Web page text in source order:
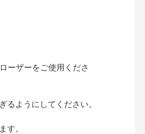
ーザーをご使用くださ
ようにしてください。
す。